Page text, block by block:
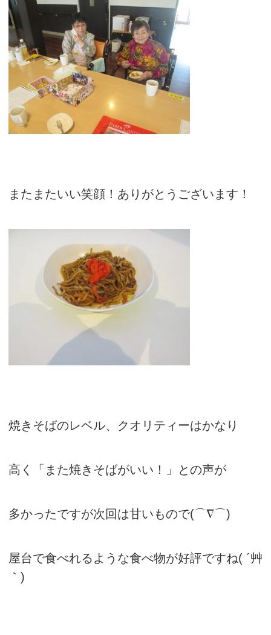
またまたいい笑顔！ありがとうございます！
焼きそばのレベル、クオリティーはかなり
高く「また焼きそばがいい！」との声が
多かったですが次回は甘いもので(⌒∇⌒)
屋台で食べれるような食べ物が好評ですね( ´艸
｀)